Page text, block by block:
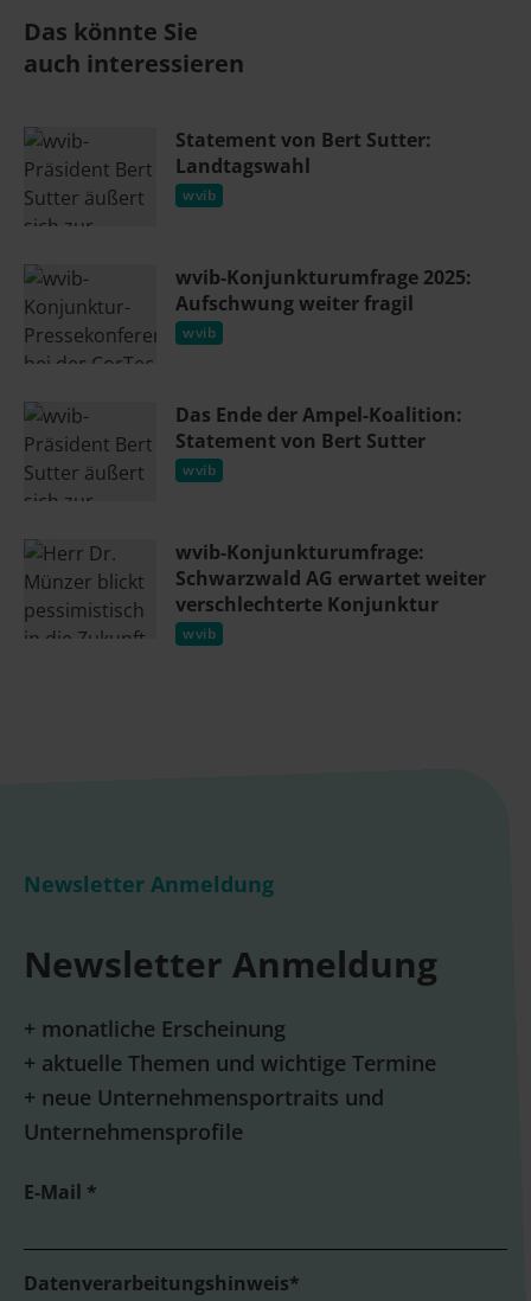
Das könnte Sie
auch interessieren
Statement von Bert Sutter:
Landtagswahl
wvib
wvib-Konjunkturumfrage 2025:
Aufschwung weiter fragil
wvib
Das Ende der Ampel-Koalition:
Statement von Bert Sutter
wvib
wvib-Konjunkturumfrage:
Schwarzwald AG erwartet weiter
verschlechterte Konjunktur
wvib
Newsletter Anmeldung
Newsletter Anmeldung
+ monatliche Erscheinung
+ aktuelle Themen und wichtige Termine
+ neue Unternehmensportraits und
Unternehmensprofile
E-Mail *
Datenverarbeitungshinweis*